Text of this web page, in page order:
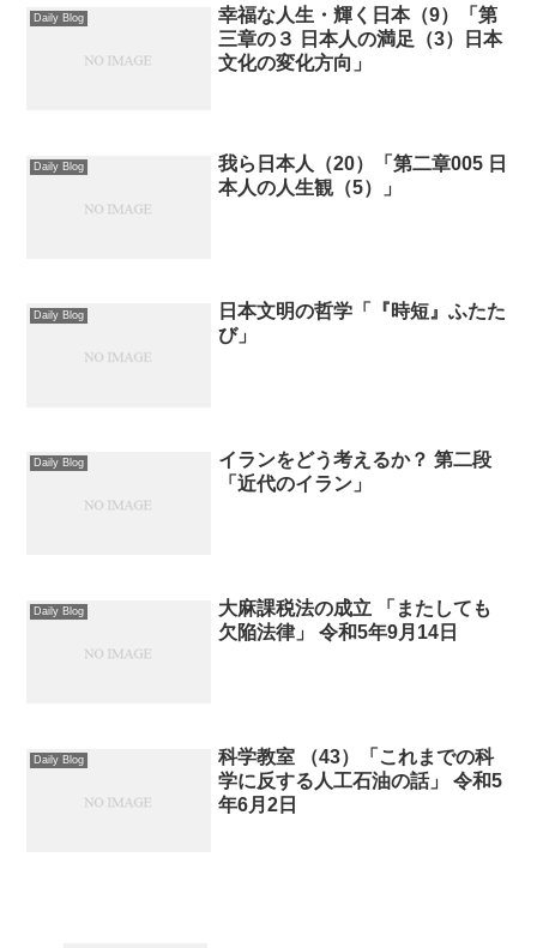
Daily Blog
幸福な人生・輝く日本（9）「第
三章の３ 日本人の満足（3）日本
文化の変化方向」
Daily Blog
我ら日本人（20）「第二章005 日
本人の人生観（5）」
Daily Blog
日本文明の哲学「『時短』ふたた
び」
Daily Blog
イランをどう考えるか？ 第二段
「近代のイラン」
Daily Blog
大麻課税法の成立 「またしても
欠陥法律」 令和5年9月14日
Daily Blog
科学教室 （43）「これまでの科
学に反する人工石油の話」 令和5
年6月2日